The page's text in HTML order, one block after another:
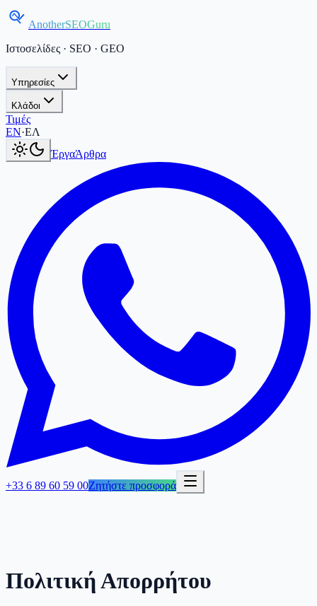
AnotherSEOGuru
Ιστοσελίδες · SEO · GEO
Υπηρεσίες
Κλάδοι
Τιμές
EN·ΕΛ
ΈργαΆρθρα
+33 6 89 60 59 00Ζητήστε προσφορά
Πολιτική Απορρήτου